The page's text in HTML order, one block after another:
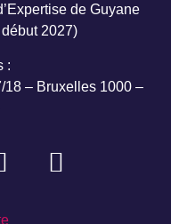
de Guyane
2027)
:
18 – Bruxelles 1000 –